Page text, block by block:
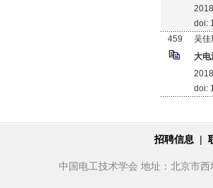
doi:
459
吴佳
大电
doi:
招聘信息 |
中国电工技术学会 地址：北京市